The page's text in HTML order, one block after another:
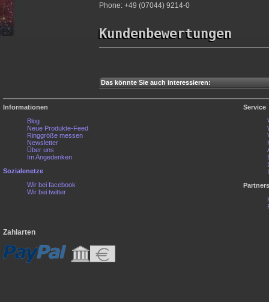
Phone: +49 (07044) 9214-0
Kundenbewertungen
Das könnte Sie auch interessieren:
Informationen
Blog
Neue Produkte-Feed
Ringgröße messen
Newsletter
Über uns
Im Angedenken
Sozialenetze
Wir bei facebook
Wir bei twitter
Service
Zahlarten